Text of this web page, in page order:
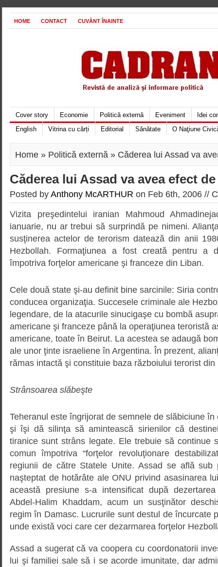
HOME CONTACT CUVÂNT ÎNAINTE
Cover story Economie Politică externă Eveniment
Idei
English
Vitrina cu cărți Editorial Sănătate O Naţiune
Home » Politică externă » Căderea lui Assad va
Căderea lui Assad va avea efect
Posted byAnthony McARTHUR on Feb 6th, 2006 //
Vizita preşedintelui iranian Mahmoud
ianuarie, nu ar trebui să surprindă pe nimeni.
susţinerea actelor de terorism datează din anii
Hezbollah. Formaţiunea a fost creată pentru a
împotriva forţelor americane şi franceze din Liban.
Cele două state şi-au definit bine sarcinile: Siria
conducea organizaţia. Succesele criminale ale
legendare, de la atacurile sinucigaşe cu bombă
americane şi franceze până la operaţiunea teroristă
americane, toate în Beirut. La acestea se adaugă
ale unor ţinte israeliene în Argentina. În prezent,
rămas intactă şi constituie baza războiului terorist din
Strânsoarea slăbeşte
Teheranul este îngrijorat de semnele de slăbiciune
şi îşi dă silinţa să amintească sirienilor că
tiranice sunt strâns legate. Ele trebuie să continue
comun împotriva “forţelor revoluţionare
regiunii de către Statele Unite. Assad se află sub
naşteptat de hotărâte ale ONU privind asasinarea
această presiune s-a intensificat după
Abdel-Halim Khaddam, acum un susţinător
regim în Damasc. Lucrurile sunt destul de încurcate
unde există voci care cer dezarmarea forţelor
Assad a sugerat că va coopera cu coordonatorii
lui şi familiei sale să i se acorde imunitate, dar